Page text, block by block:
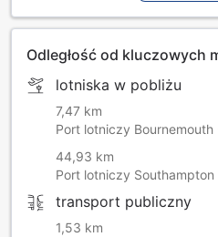
Odległość od kluczowych
lotniska w pobliżu
7,47 km
Port lotniczy Bournemouth
44,93 km
Port lotniczy Southampton
transport publiczny
1,53 km